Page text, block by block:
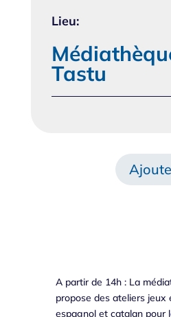
Lieu:
Tastu
A partir de 14h : La
propose des ateliers jeux
espagnol et catalan pour